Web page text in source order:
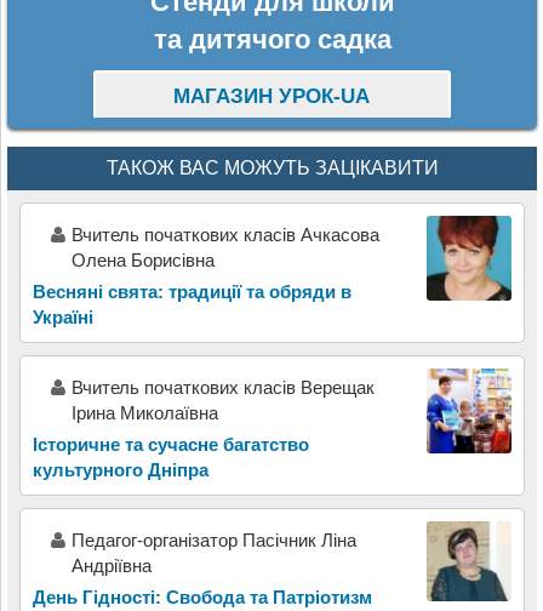
та дитячого садка
МАГАЗИН УРОК-UA
ТАКОЖ ВАС МОЖУТЬ ЗАЦІКАВИТИ
Вчитель початкових класів Ачкасова
Олена Борисівна
Весняні свята: традиції та обряди в
Україні
Вчитель початкових класів Верещак
Ірина Миколаївна
Історичне та сучасне багатство
культурного Дніпра
Педагог-організатор Пасічник Ліна
Андріївна
День Гідності: Свобода та Патріотизм